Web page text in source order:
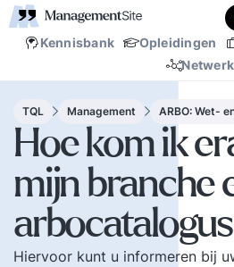
Kennisbank Opleidingen
Netwerk
TQL Management ARBO: Wet-
Hoe kom ik
mijn branche
Hiervoor kunt u informeren bij